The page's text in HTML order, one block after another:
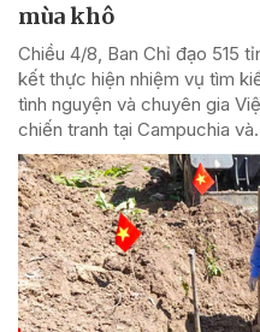
mùa khô
Chiều 4/8, Ban Chỉ đạo 515
kết thực hiện nhiệm vụ tìm
tình nguyện và chuyên gia
chiến tranh tại Campuchia